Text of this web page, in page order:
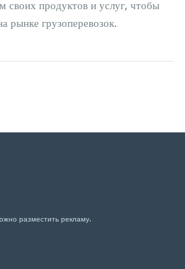
своих продуктов и услуг, чтобы
рынке грузоперевозок.
разместить рекламу.